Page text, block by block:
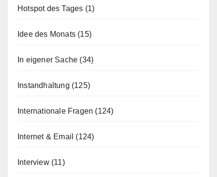
Hotspot des Tages (1)
Idee des Monats (15)
In eigener Sache (34)
Instandhaltung (125)
Internationale Fragen (124)
Internet & Email (124)
Interview(11)